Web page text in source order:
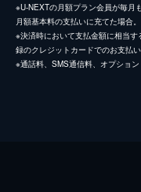
※U-NEXTの月額プラン会員が毎月
月額基本料の支払いに充てた場合。
※決済時において支払金額に相当
録のクレジットカードでのお支払い
※通話料、SMS通信料、オプショ